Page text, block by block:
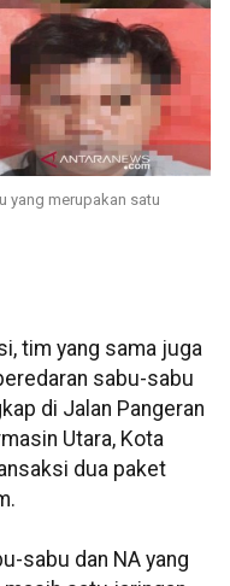
yang merupakan satu
tim yang sama juga
sabu-sabu
di Jalan Pangeran
Utara, Kota
dua paket
sabu dan NA yang